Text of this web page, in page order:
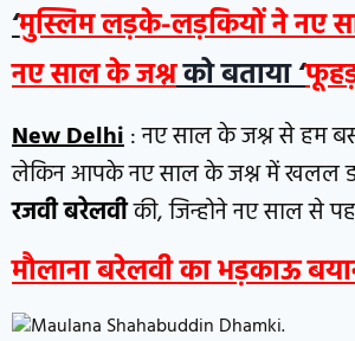
‘मुस्लिम लड़के-लड़कियों ने नए
नए साल के जश्नको बताया ‘
New Delhi: नए साल के जश्न से हम
लेकिन आपके नए साल के जश्न में खलल
रजवी बरेलवीकी, जिन्होने नए साल से
मौलाना बरेलवी का भड़काऊ